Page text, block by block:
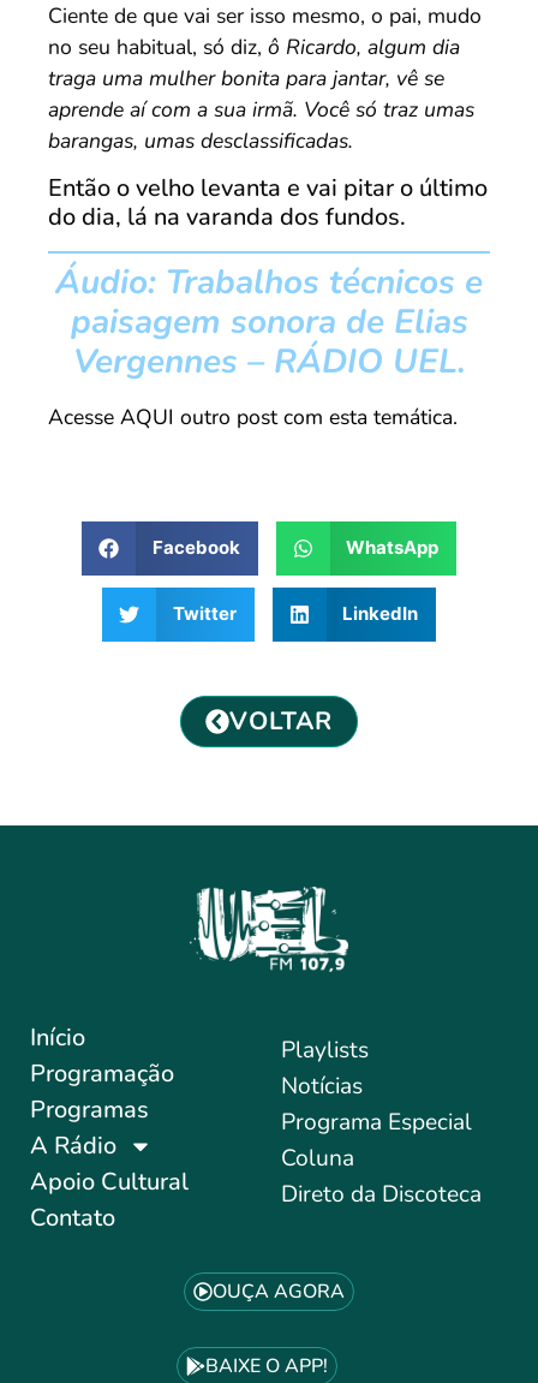
Ciente de que vai ser isso mesmo, o pai, mudo
no seu habitual, só diz, ô Ricardo, algum dia
traga uma mulher bonita para jantar, vê se
aprende aí com a sua irmã. Você só traz umas
barangas, umas desclassificadas.
Então o velho levanta e vai pitar o último
do dia, lá na varanda dos fundos.
Áudio: Trabalhos técnicos e
paisagem sonora de Elias
Vergennes – RÁDIO UEL.
Acesse AQUI outro post com esta temática.
Facebook WhatsApp
Twitter LinkedIn
VOLTAR
Início
Programação
Programas
A Rádio
Apoio Cultural
Contato
Playlists
Notícias
Programa Especial
Coluna
Direto da Discoteca
OUÇA AGORA
BAIXE O APP!